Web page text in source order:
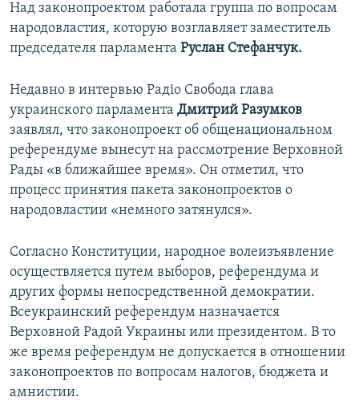
Над законопроектом работала группа по вопросам
народовластия, которую возглавляет заместитель
председателя парламента Руслан Стефанчук.
Недавно в интервью Радіо Свобода глава
украинского парламента Дмитрий Разумков
заявлял, что законопроект об общенациональном
референдуме вынесут на рассмотрение Верховной
Рады «в ближайшее время». Он отметил, что
процесс принятия пакета законопроектов о
народовластии «немного затянулся».
Согласно Конституции, народное волеизъявление
осуществляется путем выборов, референдума и
других формы непосредственной демократии.
Всеукраинский референдум назначается
Верховной Радой Украины или президентом. В то
же время референдум не допускается в отношении
законопроектов по вопросам налогов, бюджета и
амнистии.